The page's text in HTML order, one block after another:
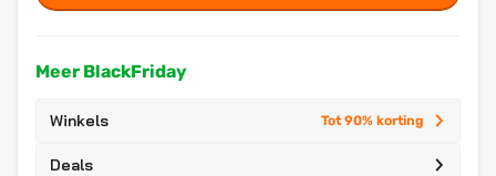
Meer BlackFriday
Winkels Tot 90% korting
Deals